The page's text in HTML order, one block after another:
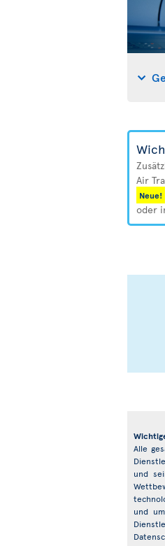
Air
Neue!
oder
Alle
und
und